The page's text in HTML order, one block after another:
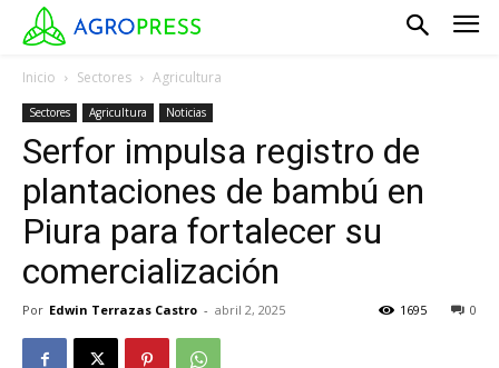
Inicio Sectores Agricultura
Sectores Agricultura Noticias
Serfor impulsa registro de
plantaciones de bambú en
Piura para fortalecer su
comercialización
Por Edwin Terrazas Castro - abril 2, 2025 0
1695